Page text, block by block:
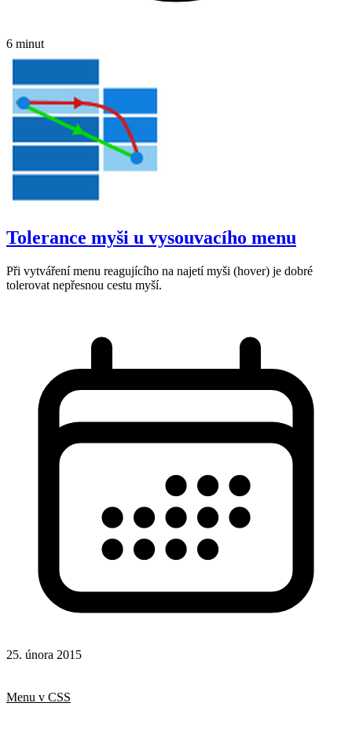
6 minut
Tolerance myši u vysouvacího menu
Při vytváření menu reagujícího na najetí myši (hover) je dobré
tolerovat nepřesnou cestu myší.
25. února 2015
Menu v CSS